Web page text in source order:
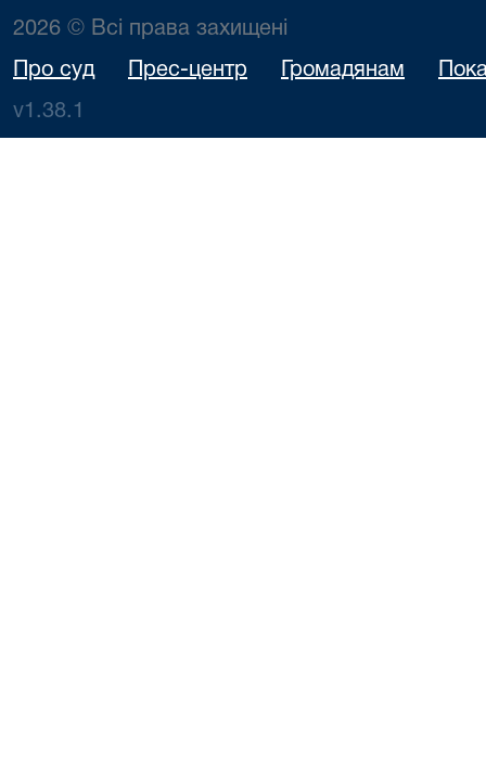
2026 © Всі права захищені
Про суд Прес-центр Громадянам
v1.38.1